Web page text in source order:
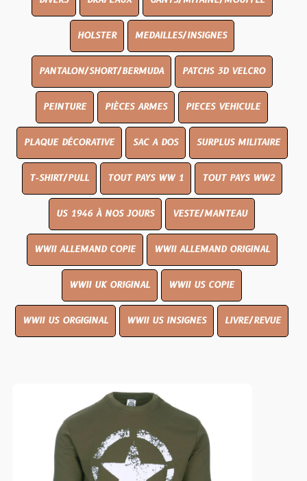
HOLSTER MEDAILLES/INSIGNES
PANTALON/SHORT/BERMUDA PATCHS 3D VELCRO
PEINTURE PIÈCES ARMES PIECES VEHICULE
PLAQUE DÉCORATIVE SAC A DOS SURPLUS MILITAIRE
T-SHIRT/PULL TOUT PAYS WW 1 TOUT PAYS WW2
US 1946 À NOS JOURS VESTE/MANTEAU
WWII ALLEMAND COPIE WWII ALLEMAND ORIGINAL
WWII UK ORIGINAL WWII US COPIE
WWII US ORGIGINAL WWII US INSIGNES LIVRE/REVUE